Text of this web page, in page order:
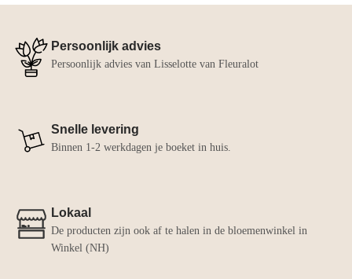
Persoonlijk advies
Persoonlijk advies van Lisselotte van Fleuralot
Snelle levering
Binnen 1-2 werkdagen je boeket in huis.
Lokaal
De producten zijn ook af te halen in de bloemenwinkel in
Winkel (NH)